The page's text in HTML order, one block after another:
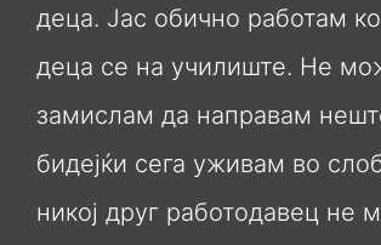
деца. Јас обично работам
деца се на училиште. Не
замислам да направам
бидејќи сега уживам во
никој друг работодавец не